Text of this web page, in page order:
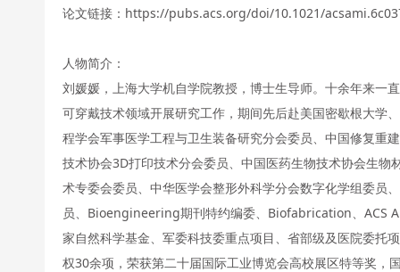
论文链接：https://pubs.acs.org/doi/10.1021/
人物简介：
刘媛媛，上海大学机自学院教授，博士生导师。十余年来一
可穿戴技术领域开展研究工作，期间先后赴美国密歇根大学
程学会军事医学工程与卫生装备研究分会委员、中国修复重
技术协会3D打印技术分会委员、中国医药生物技术协会生
术专委会委员、中华医学会整形外科学分会数字化学组委员
员、Bioengineering期刊特约编委、Biofabrication、ACS
家自然科学基金、军委科技委重点项目、省部级及医院委托
权30余项，荣获第二十届国际工业博览会高校展区特等奖，